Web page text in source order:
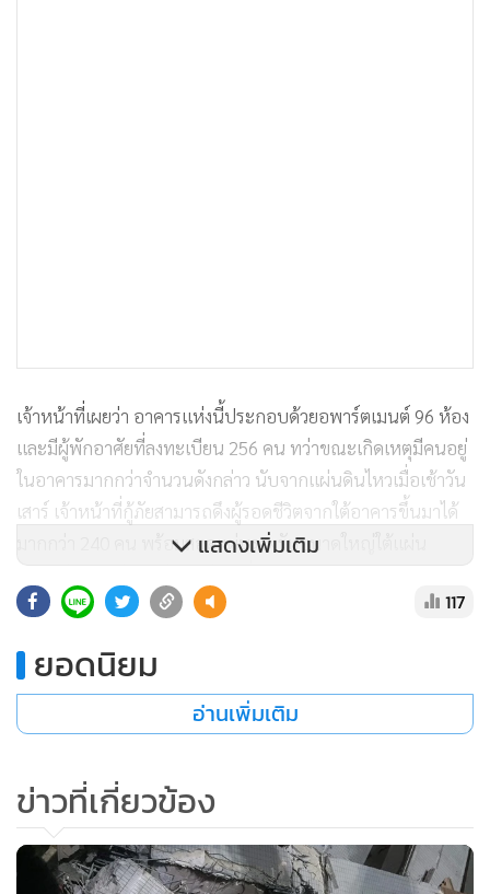
เจ้าหน้าที่เผยว่า อาคารแห่งนี้ประกอบด้วยอพาร์ตเมนต์ 96 ห้อง
และมีผู้พักอาศัยที่ลงทะเบียน 256 คน ทว่าขณะเกิดเหตุมีคนอยู่
ในอาคารมากกว่าจำนวนดังกล่าว นับจากแผ่นดินไหวเมื่อเช้าวัน
เสาร์ เจ้าหน้าที่กู้ภัยสามารถดึงผู้รอดชีวิตจากใต้อาคารขึ้นมาได้
มากกว่า 240 คน พร้อมสอดแผ่นรองรับขนาดใหญ่ใต้แผ่น
หนันที่มีประชากร 2 ล้านคน กับอีก 5 ตึกเอียงในระดับที่เป็น
อันตราย โดยไต้หวันประสบแผ่นดินไหวบ่อยครั้ง แต่ส่วนใหญ่ไม่
รุนแรง มีความเสียหายเพียงเล็กน้อยหรือไม่เสียหายเลย อย่างไร
มากกว่า 2,300 ราย.
แสดงเพิ่มเติม
117
ยอดนิยม
อ่านเพิ่มเติม
ข่าวที่เกี่ยวข้อง